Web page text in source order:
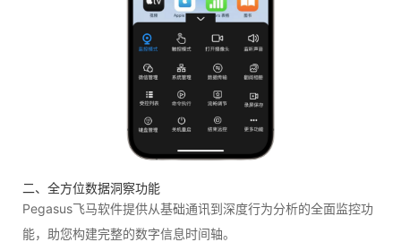
二、全方位数据洞察功能
Pegasus飞马软件提供从基础通讯到深度行为分析的全面监控功
能，助您构建完整的数字信息时间轴。